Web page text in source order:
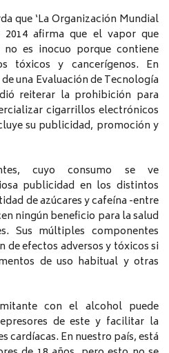
que ‘La Organización Mundial
afirma que el vapor que
es inocuo porque contiene
tóxicos y cancerígenos. En
una Evaluación de Tecnología
reiterar la prohibición para
cigarrillos electrónicos
su publicidad, promoción y
cuyo consumo se ve
publicidad en los distintos
de azúcares y cafeína -entre
ningún beneficio para la salud
Sus múltiples componentes
efectos adversos y tóxicos si
de uso habitual y otras
con el alcohol puede
de este y facilitar la
cardíacas. En nuestro país, está